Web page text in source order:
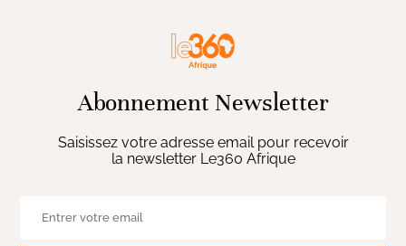
Abonnement Newsletter
Saisissez votre adresse email pour recevoir
la newsletter Le360 Afrique